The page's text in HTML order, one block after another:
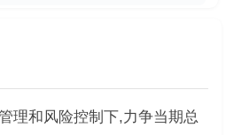
理和风险控制下,力争当期总